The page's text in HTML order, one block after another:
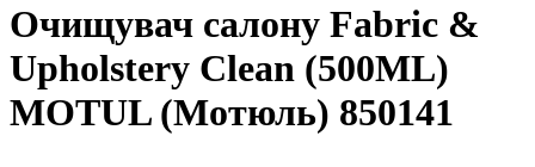
Очищувач салону Fabric &
Upholstery Clean (500ML)
MOTUL (Мотюль) 850141